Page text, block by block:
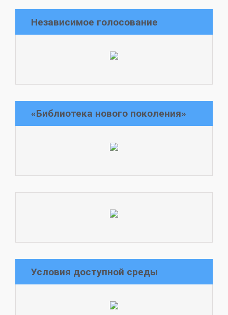
Независимое голосование
«Библиотека нового поколения»
Условия доступной среды